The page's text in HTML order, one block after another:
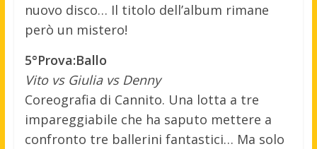
nuovo disco… Il titolo dell’album rimane
però un mistero!
5°Prova:Ballo
Vito vs Giulia vs Denny
Coreografia di Cannito. Una lotta a tre
impareggiabile che ha saputo mettere a
confronto tre ballerini fantastici… Ma solo